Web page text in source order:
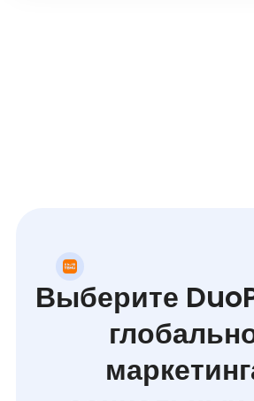
Выберите